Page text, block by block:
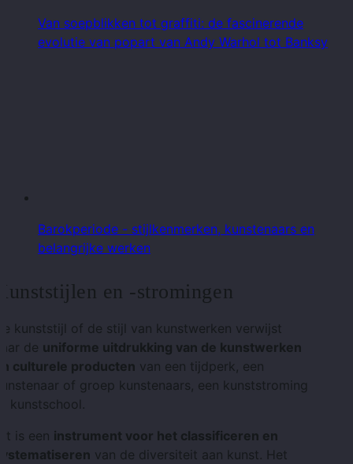
Van soepblikken tot graffiti: de fascinerende
evolutie van popart van Andy Warhol tot Banksy
Barokperiode - stijlkenmerken, kunstenaars en
belangrijke werken
en -stromingen
kunststijl of de stijl van kunstwerken verwijst
de uniforme uitdrukking van de kunstwerken
culturele producten van een tijdperk, een
of groep kunstenaars, een kunststroming
kunstschool.
is een instrument voor het classificeren en
van de diversiteit aan kunst. Het